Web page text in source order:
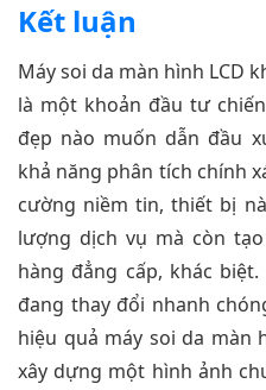
Kết luận
Máy soi da màn hình LCD
là một khoản đầu tư
đẹp nào muốn dẫn đầu
khả năng phân tích chính
cường niềm tin, thiết bị
lượng dịch vụ mà còn
hàng đẳng cấp, khác
đang thay đổi nhanh
hiệu quả máy soi da màn
xây dựng một hình ảnh